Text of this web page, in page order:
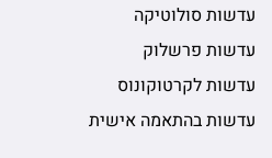
עדשות סולוטיקה
עדשות פרשלוק
עדשות לקרטוקונוס
עדשות בהתאמה אישית